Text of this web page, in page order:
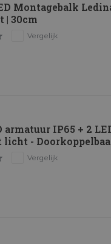
Montagebalk
| 30cm
Vergelijk
armatuur IP65 + 2
-
Vergelijk